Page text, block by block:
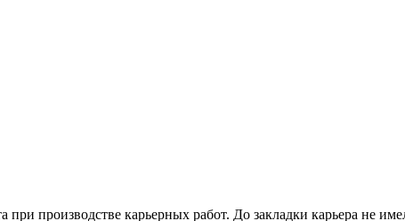
производстве карьерных работ. До закладки карьера не